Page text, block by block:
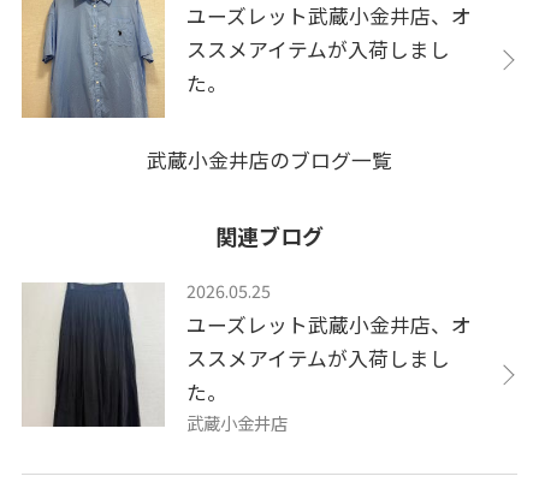
ユーズレット武蔵小金井店、オ
ススメアイテムが入荷しまし
た。
武蔵小金井店のブログ一覧
関連ブログ
2026.05.25
ユーズレット武蔵小金井店、オ
ススメアイテムが入荷しまし
た。
武蔵小金井店